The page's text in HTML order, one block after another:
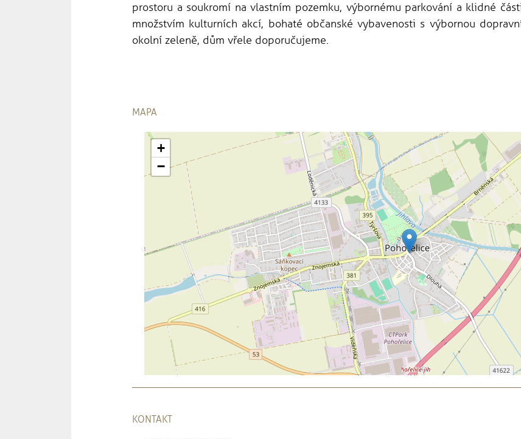
prostoru a soukromí na vlastním pozemku, výbornému parkování a klidné
množstvím kulturních akcí, bohaté občanské vybavenosti s výbornou
okolní zeleně, dům vřele doporučujeme.
MAPA
+
−
KONTAKT